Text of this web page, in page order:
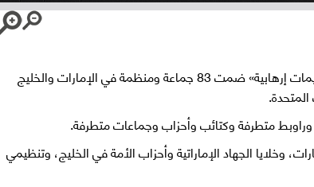
أعلنت الإمارات مساء السبت قائمة بأسماء «تنظيمات إرهابية» ضمت 83 جماعة ومنظمة في الإمارات والخليج
متطرفة وكتائب وأحزاب وجماعات متطرفة.
وخلايا الجهاد الإماراتية وأحزاب الأمة في الخليج، وتنظيمي